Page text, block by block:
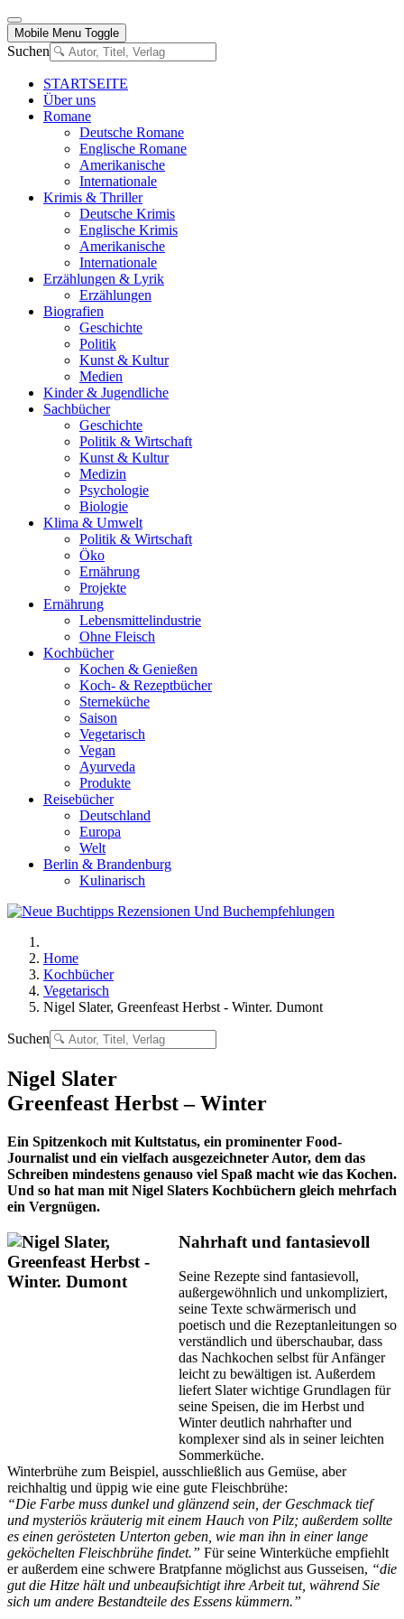
Mobile Menu Toggle
Suchen
STARTSEITE
Über uns
Romane
Deutsche Romane
Englische Romane
Amerikanische
Internationale
Krimis & Thriller
Deutsche Krimis
Englische Krimis
Amerikanische
Internationale
Erzählungen & Lyrik
Erzählungen
Biografien
Geschichte
Politik
Kunst & Kultur
Medien
Kinder & Jugendliche
Sachbücher
Geschichte
Politik & Wirtschaft
Kunst & Kultur
Medizin
Psychologie
Biologie
Klima & Umwelt
Politik & Wirtschaft
Öko
Ernährung
Projekte
Ernährung
Lebensmittelindustrie
Ohne Fleisch
Kochbücher
Kochen & Genießen
Koch- & Rezeptbücher
Sterneküche
Saison
Vegetarisch
Vegan
Ayurveda
Produkte
Reisebücher
Deutschland
Europa
Welt
Berlin & Brandenburg
Kulinarisch
Home
Kochbücher
Vegetarisch
Nigel Slater, Greenfeast Herbst - Winter. Dumont
Suchen
Nigel Slater
Greenfeast Herbst – Winter
Ein Spitzenkoch mit Kultstatus, ein prominenter Food-
Journalist und ein vielfach ausgezeichneter Autor, dem das
Schreiben mindestens genauso viel Spaß macht wie das Kochen.
Und so hat man mit Nigel Slaters Kochbüchern gleich mehrfach
ein Vergnügen.
Nahrhaft und fantasievoll
Seine Rezepte sind fantasievoll,
außergewöhnlich und unkompliziert,
seine Texte schwärmerisch und
poetisch und die Rezeptanleitungen so
verständlich und überschaubar, dass
das Nachkochen selbst für Anfänger
leicht zu bewältigen ist. Außerdem
liefert Slater wichtige Grundlagen für
seine Speisen, die im Herbst und
Winter deutlich nahrhafter und
komplexer sind als in seiner leichten
Sommerküche.
Winterbrühe zum Beispiel, ausschließlich aus Gemüse, aber
reichhaltig und üppig wie eine gute Fleischbrühe:
“Die Farbe muss dunkel und glänzend sein, der Geschmack tief
und mysteriös kräuterig mit einem Hauch von Pilz; außerdem sollte
es einen gerösteten Unterton geben, wie man ihn in einer lange
geköchelten Fleischbrühe findet.” Für seine Winterküche empfiehlt
er außerdem eine schwere Bratpfanne möglichst aus Gusseisen, “die
gut die Hitze hält und unbeaufsichtigt ihre Arbeit tut, während Sie
sich um andere Bestandteile des Essens kümmern.”